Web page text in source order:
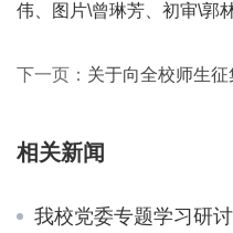
伟、图片\曾琳芳、初审\郭
下一页： 关于向全校师生
相关新闻
我校党委专题学习研讨习近平